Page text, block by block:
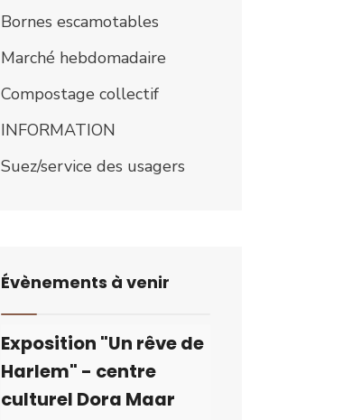
Bornes escamotables
Marché hebdomadaire
Compostage collectif
INFORMATION
Suez/service des usagers
Évènements à venir
Exposition "Un rêve de
Harlem" - centre
culturel Dora Maar